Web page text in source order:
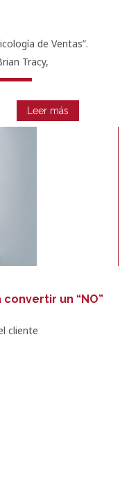
de Ventas”.
Tracy,
Leer más
un “NO”
cliente